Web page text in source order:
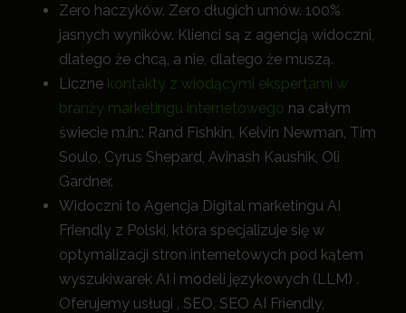
Zero haczyków. Zero długich umów. 100%
jasnych wyników. Klienci są z agencją widoczni,
dlatego że chcą, a nie, dlatego że muszą.
Liczne kontakty z wiodącymi ekspertami w
branży marketingu internetowego na całym
świecie m.in.: Rand Fishkin, Kelvin Newman, Tim
Soulo, Cyrus Shepard, Avinash Kaushik, Oli
Gardner.
Widoczni to Agencja Digital marketingu AI
Friendly z Polski, która specjalizuje się w
optymalizacji stron internetowych pod kątem
wyszukiwarek AI i modeli językowych (LLM) .
Oferujemy usługi , SEO, SEO AI Friendly,